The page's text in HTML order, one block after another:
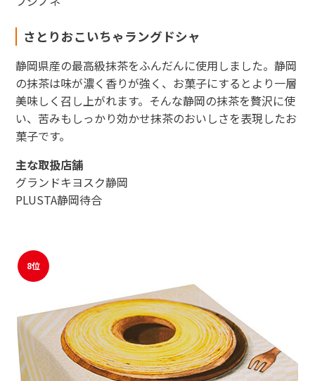
さとりおこいちゃラングドシャ
静岡県産の最高級抹茶をふんだんに使用しました。静岡
の抹茶は味が濃く香りが強く、お菓子にするとより一層
美味しく召し上がれます。そんな静岡の抹茶を贅沢に使
い、苦みもしっかり効かせ抹茶のおいしさを表現したお
菓子です。
主な取扱店舗
グランドキヨスク静岡
PLUSTA静岡待合
8位